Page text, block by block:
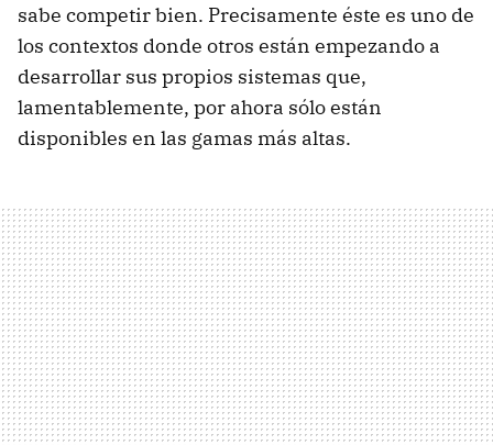
sabe competir bien. Precisamente éste es uno de
los contextos donde otros están empezando a
desarrollar sus propios sistemas que,
lamentablemente, por ahora sólo están
disponibles en las gamas más altas.